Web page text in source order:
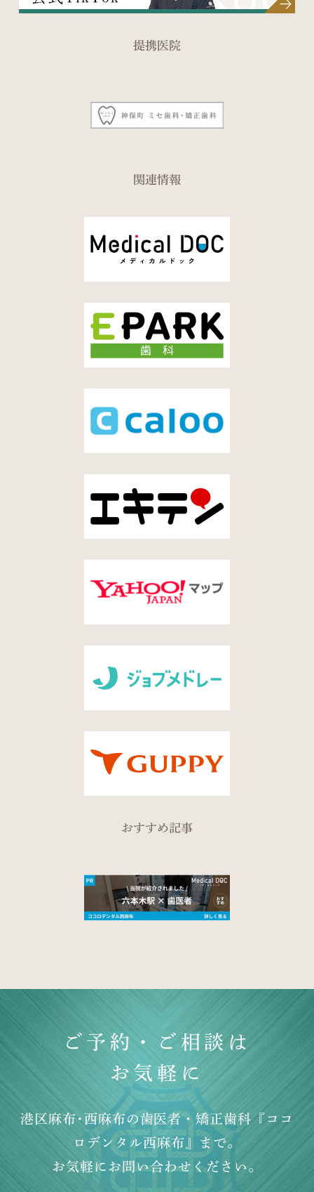
提携医院
関連情報
おすすめ記事
ご予約・ご相談は
お気軽に
港区麻布･西麻布の歯医者・矯正歯科『ココ
ロデンタル西麻布』まで。
お気軽にお問い合わせください。